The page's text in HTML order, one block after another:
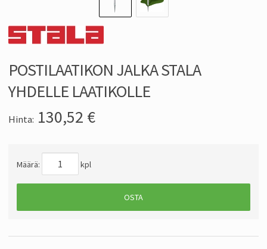
POSTILAATIKON JALKA STALA
YHDELLE LAATIKOLLE
Hinta: 130,52 €
Määrä: kpl
OSTA